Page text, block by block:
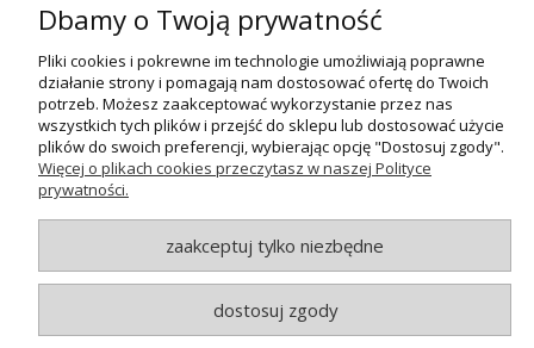
POMOC
MOJE KONTO
PŁATNOŚCI I DOSTAWA
O NAS
© MAXSOTE 2026.Wszystkie prawa zastrzeżone.
Dbamy o Twoją prywatność
Pliki cookies i pokrewne im technologie umożliwiają poprawne
działanie strony i pomagają nam dostosować ofertę do Twoich
potrzeb. Możesz zaakceptować wykorzystanie przez nas
wszystkich tych plików i przejść do sklepu lub dostosować użycie
plików do swoich preferencji, wybierając opcję "Dostosuj zgody".
Więcej o plikach cookies przeczytasz w naszej Polityce
prywatności.
zaakceptuj tylko niezbędne
dostosuj zgody